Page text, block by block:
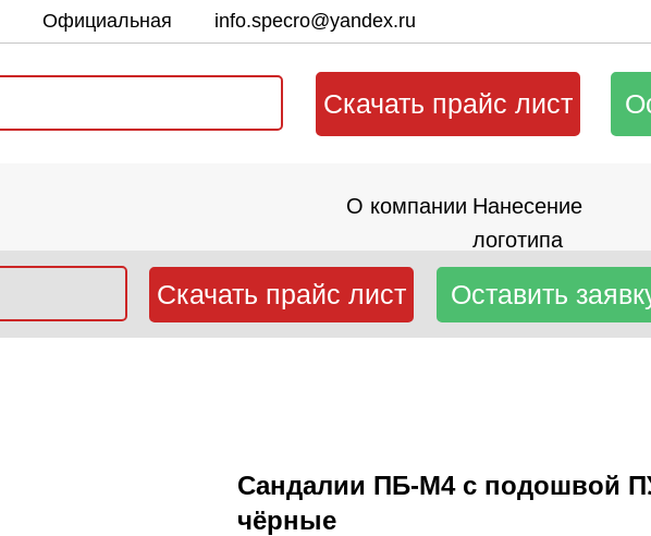
Официальная
почта:
info.specro@yandex.ru
Скачать прайс лист
О компании Нанесение
логотипа
Оставить
Скачать прайс лист
Сандалии ПБ-М4 с подошвой
чёрные